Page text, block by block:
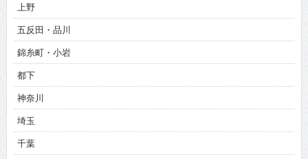
上野
五反田・品川
錦糸町・小岩
都下
神奈川
埼玉
千葉